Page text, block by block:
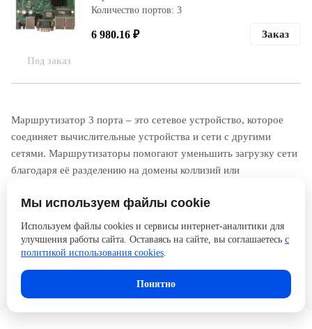
Под заказ
Количество портов: 3
6 980.16 ₽ Заказ
Маршрутизатор 3 порта – это сетевое устройство, которое
соединяет вычислительные устройства и сети с другими
сетями. Маршрутизаторы помогают уменьшить загрузку сети
благодаря её разделению на домены коллизий или
пакетов. Роутеры значительно различаются по ёмкости портов.
Маршрутизатор на 3 порта является достаточно
востребованным.
Мы используем файлы cookie
Используем файлы cookies и сервисы интернет-аналитики для
улучшения работы сайта. Оставаясь на сайте, вы соглашаетесь с
политикой использования cookies.
Понятно